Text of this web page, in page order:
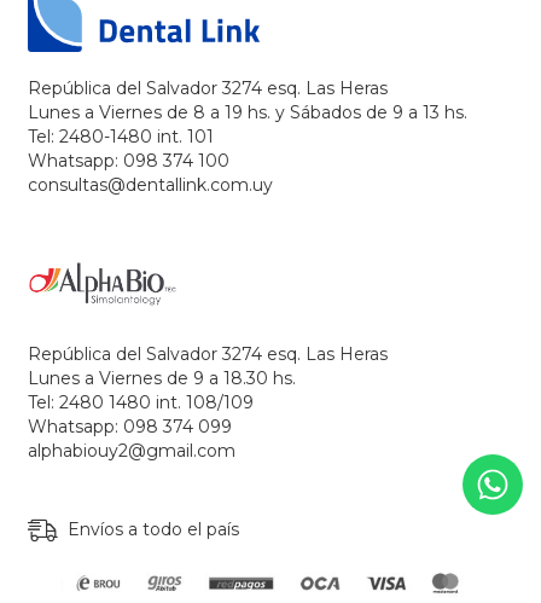
República del Salvador 3274 esq. Las Heras
Lunes a Viernes de 8 a 19 hs. y Sábados de 9 a 13 hs.
Tel: 2480-1480 int. 101
Whatsapp: 098 374 100
consultas@dentallink.com.uy
República del Salvador 3274 esq. Las Heras
Lunes a Viernes de 9 a 18.30 hs.
Tel: 2480 1480 int. 108/109
Whatsapp: 098 374 099
alphabiouy2@gmail.com
Envíos a todo el país